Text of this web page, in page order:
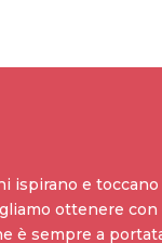
ispirano e
ottenere
è sempre a